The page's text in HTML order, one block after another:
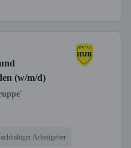
(w/m/d)
Arbeitgeber